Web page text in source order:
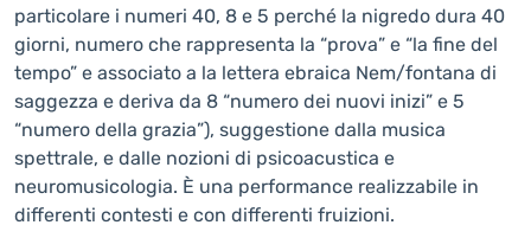
particolare i numeri 40, 8 e 5 perché la nigredo dura 40
giorni, numero che rappresenta la “prova” e “la fine del
tempo” e associato a la lettera ebraica Nem/fontana di
saggezza e deriva da 8 “numero dei nuovi inizi” e 5
“numero della grazia”), suggestione dalla musica
spettrale, e dalle nozioni di psicoacustica e
neuromusicologia. È una performance realizzabile in
differenti contesti e con differenti fruizioni.